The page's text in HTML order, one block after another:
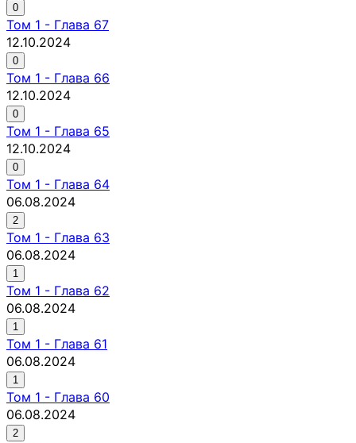
0
Том 1 - Глава 67
12.10.2024
0
Том 1 - Глава 66
12.10.2024
0
Том 1 - Глава 65
12.10.2024
0
Том 1 - Глава 64
06.08.2024
2
Том 1 - Глава 63
06.08.2024
1
Том 1 - Глава 62
06.08.2024
1
Том 1 - Глава 61
06.08.2024
1
Том 1 - Глава 60
06.08.2024
2